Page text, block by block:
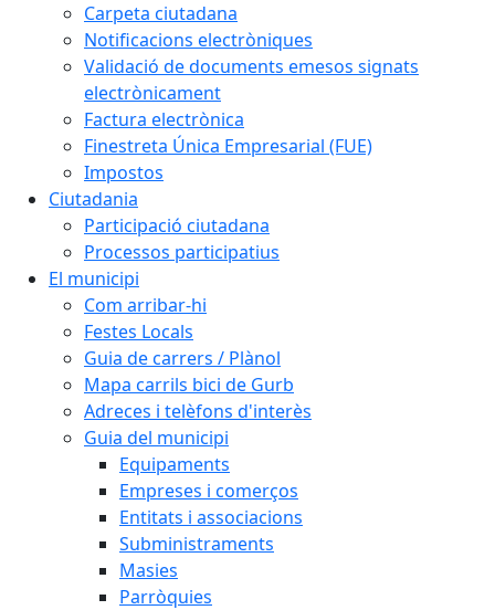
Carpeta ciutadana
Notificacions electròniques
Validació de documents emesos signats
electrònicament
Factura electrònica
Finestreta Única Empresarial (FUE)
Impostos
Ciutadania
Participació ciutadana
Processos participatius
El municipi
Com arribar-hi
Festes Locals
Guia de carrers / Plànol
Mapa carrils bici de Gurb
Adreces i telèfons d'interès
Guia del municipi
Equipaments
Empreses i comerços
Entitats i associacions
Subministraments
Masies
Parròquies